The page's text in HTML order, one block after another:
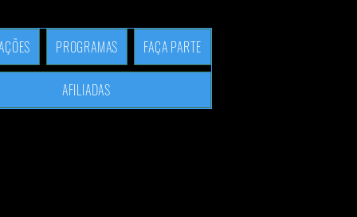
PROGRAMAS FAÇA PARTE
AFILIADAS